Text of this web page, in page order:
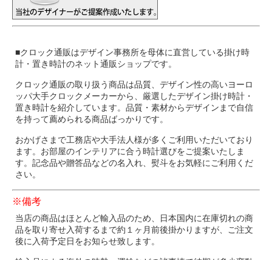
■クロック通販はデザイン事務所を母体に直営している掛け時
計・置き時計のネット通販ショップです。
クロック通販の取り扱う商品は品質、デザイン性の高いヨーロ
ッパ大手クロックメーカーから、厳選したデザイン掛け時計・
置き時計を紹介しています。品質・素材からデザインまで自信
を持って薦められる商品ばっかりです。
おかげさまで工務店や大手法人様が多くご利用いただいており
ます。お部屋のインテリアに合う時計選びをご提案いたしま
す。記念品や贈答品などの名入れ、熨斗をお気軽にご利用くだ
さい。
※備考
当店の商品はほとんど輸入品のため、日本国内に在庫切れの商
品を取り寄せ入荷するまで約１ヶ月前後掛かりますが、ご注文
後に入荷予定日をお知らせ致します。